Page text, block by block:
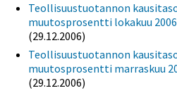
Teollisuustuotannon
muutosprosentti lokakuu
(29.12.2006)
Teollisuustuotannon
muutosprosentti marraskuu
(29.12.2006)